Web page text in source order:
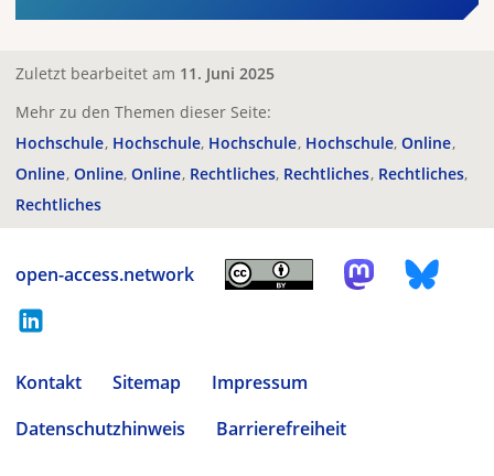
Zuletzt bearbeitet am 11. Juni 2025
Mehr zu den Themen dieser Seite:
Hochschule Hochschule Hochschule Hochschule Online
Online Online Online Rechtliches Rechtliches Rechtliches
Rechtliches
open-access.network
Kontakt Sitemap
Impressum
Datenschutzhinweis
Barrierefreiheit